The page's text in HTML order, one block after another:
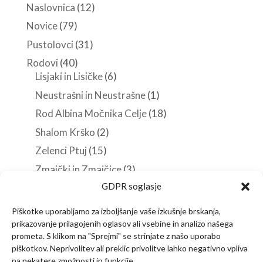
GDPR soglasje
Piškotke uporabljamo za izboljšanje vaše izkušnje brskanja,
prikazovanje prilagojenih oglasov ali vsebine in analizo našega
prometa. S klikom na "Sprejmi" se strinjate z našo uporabo
piškotkov. Neprivolitev ali preklic privolitve lahko negativno vpliva
Naslovnica (12)
Novice(79)
Pustolovci (31)
Rodovi (40)
Lisjaki in Lisičke(6)
Neustrašni in Neustrašne(1)
Rod Albina Močnika Celje(18)
Shalom Krško (2)
Zelenci Ptuj (15)
Zmajčki in Zmajčice(3)
Stezosledci
Veščine in spretnosti(38)